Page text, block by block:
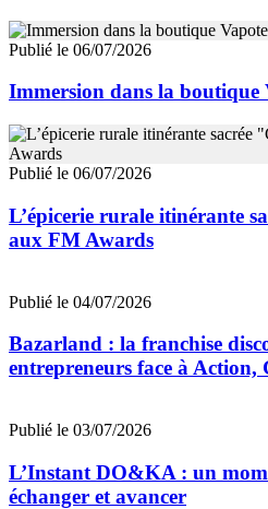
Publié le 06/07/2026
Immersion dans la boutique
Publié le 06/07/2026
L’épicerie rurale itinérante
aux FM Awards
Publié le 04/07/2026
Bazarland : la franchise
entrepreneurs face à
Publié le 03/07/2026
L’Instant DO&KA : un
échanger et avancer